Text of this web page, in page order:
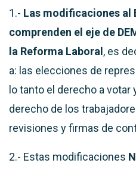
1.- Las modificaciones al
comprenden el eje de
la Reforma Laboral , es
a: las elecciones de
lo tanto el derecho a votar
derecho de los
revisiones y firmas de
2.- Estas modificaciones